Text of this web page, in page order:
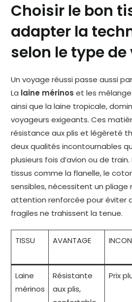
Choisir le bon
adapter la
selon le type
Un voyage réussi passe aussi
La laine mérinos et les
ainsi que la laine tropicale,
voyageurs exigeants. Ces
résistance aux plis et légèreté
deux qualités incontournables
plusieurs fois d’avion ou de train.
tissus comme la flanelle, le
sensibles, nécessitent un pliage
attention renforcée pour éviter
fragiles ne trahissent la tenue.
TISSU AVANTAGE
Laine
mérinos
Résistante
aux plis,
Prix